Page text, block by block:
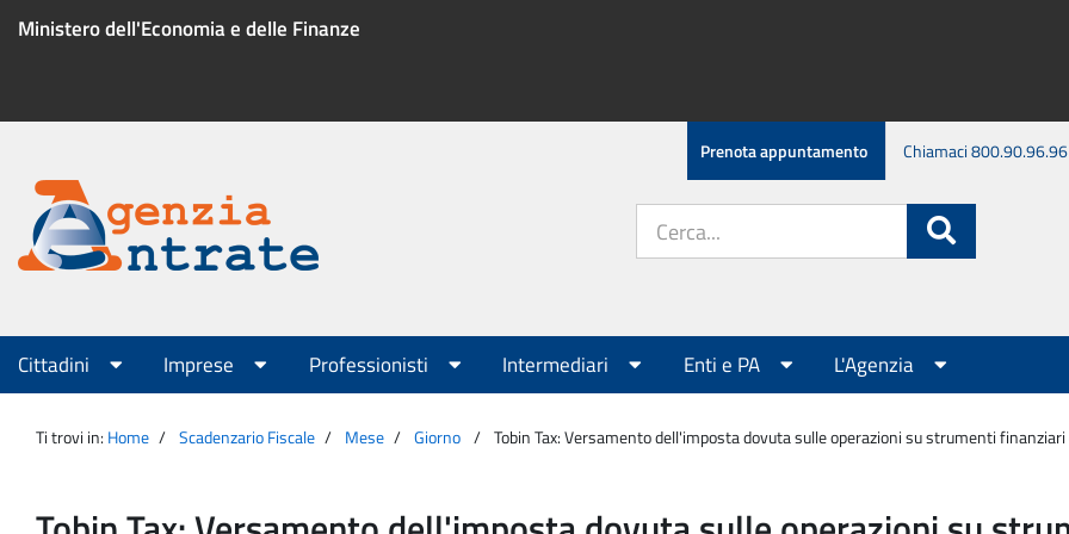
Ministero dell'Economia e delle Finanze
Menu
servizio
Prenota appuntamento Chiamaci 800.90.96.96
Agenzia
Entrate
sito:
Menu
principale
Cittadini Imprese Professionisti Intermediari Enti e PA L'Agenzia
Ti trovi in: Home Scadenzario Fiscale Mese Giorno Tobin Tax: Versamento dell'imposta dovuta sulle operazioni su strumenti